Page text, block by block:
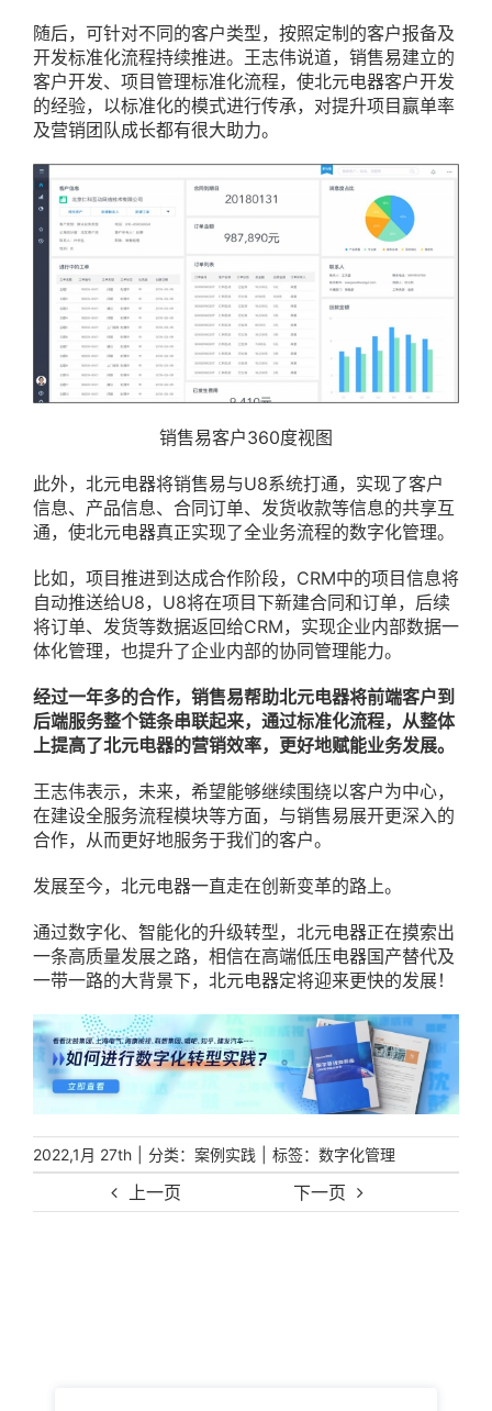
上一页 下一页
随后，可针对不同的客户类型，按照定制的客户报备及
开发标准化流程持续推进。王志伟说道，销售易建立的
客户开发、项目管理标准化流程，使北元电器客户开发
的经验，以标准化的模式进行传承，对提升项目赢单率
及营销团队成长都有很大助力。
销售易客户360度视图
此外，北元电器将销售易与U8系统打通，实现了客户
信息、产品信息、合同订单、发货收款等信息的共享互
通，使北元电器真正实现了全业务流程的数字化管理。
比如，项目推进到达成合作阶段，CRM中的项目信息将
自动推送给U8，U8将在项目下新建合同和订单，后续
将订单、发货等数据返回给CRM，实现企业内部数据一
体化管理，也提升了企业内部的协同管理能力。
经过一年多的合作，销售易帮助北元电器将前端客户到
后端服务整个链条串联起来，通过标准化流程，从整体
上提高了北元电器的营销效率，更好地赋能业务发展。
王志伟表示，未来，希望能够继续围绕以客户为中心，
在建设全服务流程模块等方面，与销售易展开更深入的
合作，从而更好地服务于我们的客户。
发展至今，北元电器一直走在创新变革的路上。
通过数字化、智能化的升级转型，北元电器正在摸索出
一条高质量发展之路，相信在高端低压电器国产替代及
一带一路的大背景下，北元电器定将迎来更快的发展！
2022,1月 27th 分类： 案例实践 标签： 数字化管理